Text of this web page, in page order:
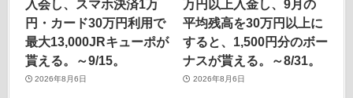
入会し、スマホ決済1万
円・カード30万円利用で
最大13,000JRキューポが
貰える。～9/15。
2026年8月6日
万円以上入金し、9月の
平均残高を30万円以上に
すると、1,500円分のボー
ナスが貰える。～8/31。
2026年8月6日